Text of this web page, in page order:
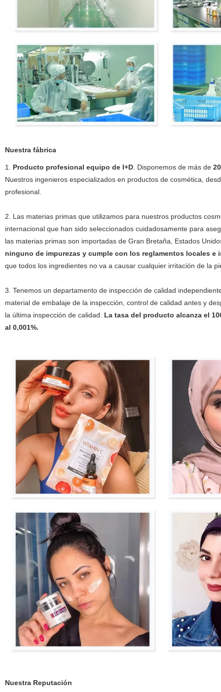
Nuestra fábrica
1. Producto profesional equipo de I+D. Disponemos de más de20
Nuestros ingenieros especializados en productos de cosmética,
profesional.
2. Las materias primas que utilizamos para nuestros productos
internacional que han sido seleccionados cuidadosamente para
las materias primas son importadas de Gran Bretaña, Estados
ninguno de impurezas y cumple con los reglamentos locales e
que todos los ingredientes no va a causar cualquier irritación de la
3. Tenemos un departamento de inspección de calidad
material de embalaje de la inspección, control de calidad antes y
la última inspección de calidad. La tasa del producto alcanza el
al 0,001%.
Nuestra Reputación